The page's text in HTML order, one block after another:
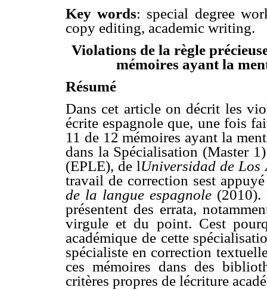
Key words: special degree
copy editing, academic writing.
Violations de la règle
mémoires ayant la
Résumé
Dans cet article on décrit les
écrite espagnole que, une fois
11 de 12 mémoires ayant la
dans la Spécialisation (Master
(EPLE), de lUniversidad de Los
travail de correction sest
de la langue espagnole (2010).
présentent des errata,
virgule et du point. Cest
académique de cette
spécialiste en correction
ces mémoires dans des
critères propres de lécriture